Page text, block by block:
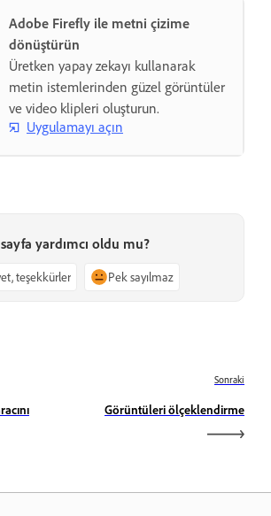
Adobe Firefly ile metni çizime
dönüştürün
Üretken yapay zekayı kullanarak
metin istemlerinden güzel görüntüler
ve video klipleri oluşturun.
Uygulamayı açın
yardımcı oldu mu?
teşekkürler Pek sayılmaz
Sonraki
Görüntüleri ölçeklendirme